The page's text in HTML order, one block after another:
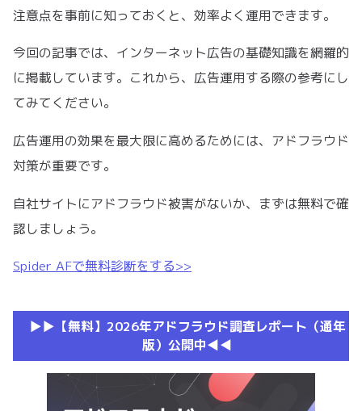
注意点を事前に知っておくと、効率よく運用できます。
今回の記事では、インターネット広告の基礎知識を網羅的
に掲載しています。これから、広告運用する際の参考にし
てみてください。
広告運用の効果を最大限に高めるためには、アドフラウド
対策が重要です。
自社サイトにアドフラウド被害がないか、まずは無料で確
認しましょう。
Spider AFで無料診断をする>>
▶︎▶︎【無料】2026年アドフラウド調査レポート（通年
版）公開中◀︎◀︎